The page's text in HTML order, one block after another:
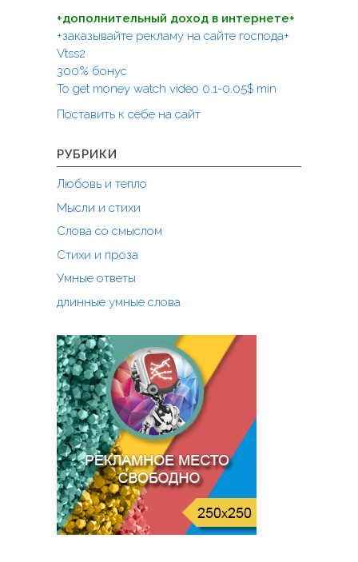
:+дополнительный доход в интернете+
+заказывайте рекламу на сайте господа+
Vtss2
300% бонус
To get money watch video 0.1-0.05$ min
Поставить к себе на сайт
РУБРИКИ
Любовь и тепло
Мысли и стихи
Слова со смыслом
Стихи и проза
Умные ответы
длинные умные слова